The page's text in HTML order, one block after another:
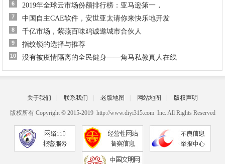
6 2019年全球云市场份额排行榜：亚马逊第一，
7 中国自主CAE软件，安世亚太请你来快乐地开发
8 千亿市场，紫燕百味鸡诚邀城市合伙人
9 指纹锁的选择与推荐
10 没有被疫情隔离的全民健身——角马私教真人在线
关于我们 联系我们 老版地图 网站地图 版权声明
版权所有 Copyright © 2015-2019 http://www.diyi315.com Inc. All Rights Reserved